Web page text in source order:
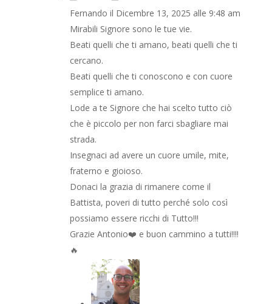
Fernando il Dicembre 13, 2025 alle 9:48 am
Mirabili Signore sono le tue vie.
Beati quelli che ti amano, beati quelli che ti
cercano.
Beati quelli che ti conoscono e con cuore
semplice ti amano.
Lode a te Signore che hai scelto tutto ciò
che è piccolo per non farci sbagliare mai
strada.
Insegnaci ad avere un cuore umile, mite,
fraterno e gioioso.
Donaci la grazia di rimanere come il
Battista, poveri di tutto perché solo così
possiamo essere ricchi di Tutto!!!
Grazie Antonio❤️ e buon cammino a tutti!!!!
🔥